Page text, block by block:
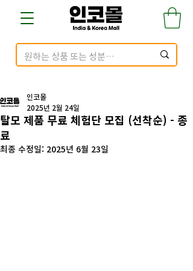
탈모 제품 무료 체험단 모집 (선착순) - 종
료
인코몰
2025년 2월 24일
최종 수정일: 2025년 6월 23일